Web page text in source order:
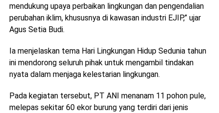
mendukung upaya perbaikan lingkungan dan pengendalian
perubahan iklim, khususnya di kawasan industri EJIP,” ujar
Agus Setia Budi.
Ia menjelaskan tema Hari Lingkungan Hidup Sedunia tahun
ini mendorong seluruh pihak untuk mengambil tindakan
nyata dalam menjaga kelestarian lingkungan.
Pada kegiatan tersebut, PT ANI menanam 11 pohon pule,
melepas sekitar 60 ekor burung yang terdiri dari jenis